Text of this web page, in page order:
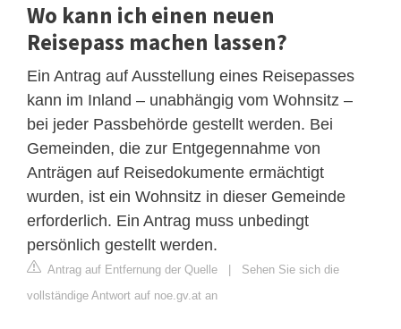
Wo kann ich einen neuen
Reisepass machen lassen?
Ein Antrag auf Ausstellung eines Reisepasses
kann im Inland – unabhängig vom Wohnsitz –
bei jeder Passbehörde gestellt werden. Bei
Gemeinden, die zur Entgegennahme von
Anträgen auf Reisedokumente ermächtigt
wurden, ist ein Wohnsitz in dieser Gemeinde
erforderlich. Ein Antrag muss unbedingt
persönlich gestellt werden.
Antrag auf Entfernung der Quelle
Sehen Sie sich die
vollständige Antwort auf noe.gv.at an